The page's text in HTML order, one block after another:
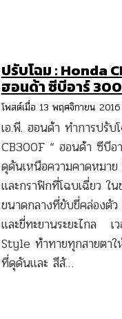
ปรับโฉม : Honda
ฮอนด้า ซีบีอาร์
โพสต์เมื่อ 13 พฤศจิกายน
เอ.พี. ฮอนด้า ทำการป
CB300F “ ฮอนด้า ซีบี
ดุดันเหนือความคาดหมา
และกราฟิกที่โฉบเฉี่ยว ใ
ขนาดกลางที่ขับขี่คล่องตั
และขี่ทะยานระยะไกล
Style ท้าทายทุกสายตาใ
ที่ดุดันและ สีสั…